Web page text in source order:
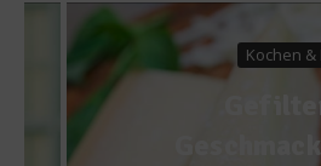
Kochen &
Gefiltert: